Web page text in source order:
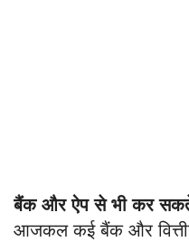
बैंक और ऐप से भी कर
आजकल कई बैंक और